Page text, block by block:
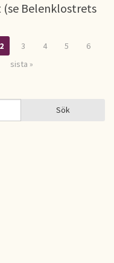
Belenklostrets
2 3 4 5
6
sista »
Sök